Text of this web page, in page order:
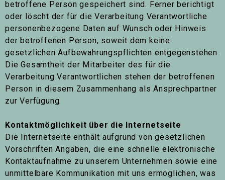
betroffene Person gespeichert sind. Ferner berichtigt
oder löscht der für die Verarbeitung Verantwortliche
personenbezogene Daten auf Wunsch oder Hinweis
der betroffenen Person, soweit dem keine
gesetzlichen Aufbewahrungspflichten entgegenstehen.
Die Gesamtheit der Mitarbeiter des für die
Verarbeitung Verantwortlichen stehen der betroffenen
Person in diesem Zusammenhang als Ansprechpartner
zur Verfügung.
Kontaktmöglichkeit über die Internetseite
Die Internetseite enthält aufgrund von gesetzlichen
Vorschriften Angaben, die eine schnelle elektronische
Kontaktaufnahme zu unserem Unternehmen sowie eine
unmittelbare Kommunikation mit uns ermöglichen, was